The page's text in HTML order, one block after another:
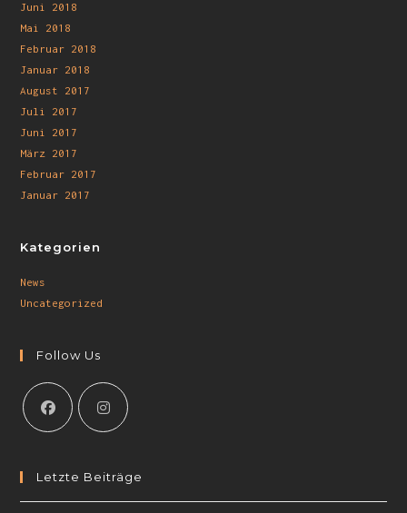
Juni 2018
Mai 2018
Februar 2018
Januar 2018
August 2017
Juli 2017
Juni 2017
März 2017
Februar 2017
Januar 2017
Kategorien
News
Uncategorized
Follow Us
Letzte Beiträge